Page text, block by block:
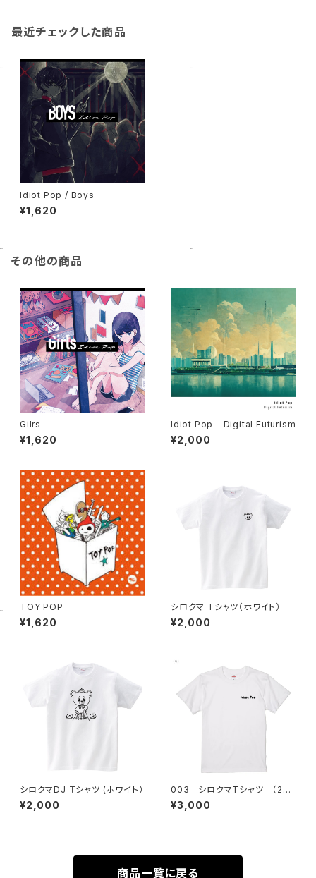
最近チェックした商品
Idiot Pop / Boys
¥1,620
その他の商品
Gilrs
¥1,620
Idiot Pop - Digital Futurism
¥2,000
TOY POP
¥1,620
シロクマ Tシャツ（ホワイト）
¥2,000
シロクマDJ Ｔシャツ (ホワイト）
¥2,000
003 シロクマTシャツ （202
4 Collection)
¥3,000
商品一覧に戻る